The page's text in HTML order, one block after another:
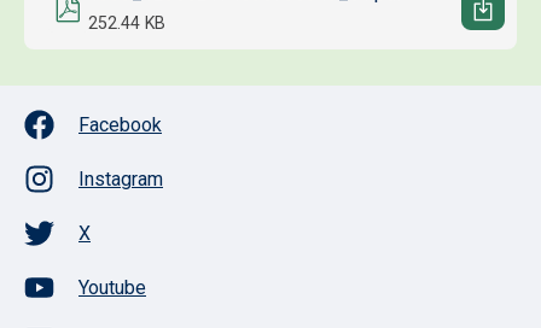
252.44 KB
Facebook
Instagram
X
Youtube